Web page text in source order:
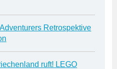
Retrospektive
ruft! LEGO